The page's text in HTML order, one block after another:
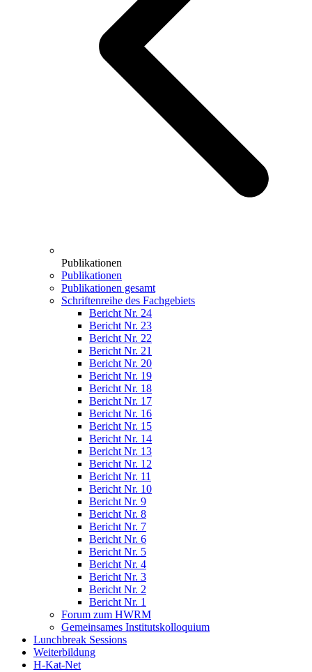
Publikationen
Publikationen
Publikationen gesamt
Schriftenreihe des Fachgebiets
Bericht Nr. 24
Bericht Nr. 23
Bericht Nr. 22
Bericht Nr. 21
Bericht Nr. 20
Bericht Nr. 19
Bericht Nr. 18
Bericht Nr. 17
Bericht Nr. 16
Bericht Nr. 15
Bericht Nr. 14
Bericht Nr. 13
Bericht Nr. 12
Bericht Nr. 11
Bericht Nr. 10
Bericht Nr. 9
Bericht Nr. 8
Bericht Nr. 7
Bericht Nr. 6
Bericht Nr. 5
Bericht Nr. 4
Bericht Nr. 3
Bericht Nr. 2
Bericht Nr. 1
Forum zum HWRM
Gemeinsames Institutskolloquium
Lunchbreak Sessions
Weiterbildung
H-Kat-Net